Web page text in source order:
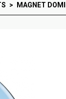
MAGNET